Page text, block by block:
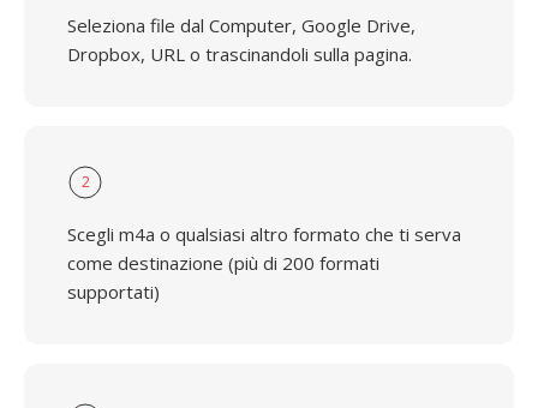
Seleziona file dal Computer, Google Drive,
Dropbox, URL o trascinandoli sulla pagina.
2
Scegli m4a o qualsiasi altro formato che ti serva
come destinazione (più di 200 formati
supportati)